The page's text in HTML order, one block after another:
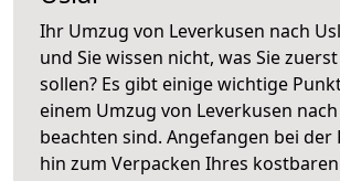
Ihr Umzug von Leverkusen nach
und Sie wissen nicht, was Sie
sollen? Es gibt einige wichtige
einem Umzug von Leverkusen
beachten sind. Angefangen bei der
hin zum Verpacken Ihres